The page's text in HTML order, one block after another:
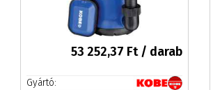
53 252,37 Ft / darab
Gyártó: